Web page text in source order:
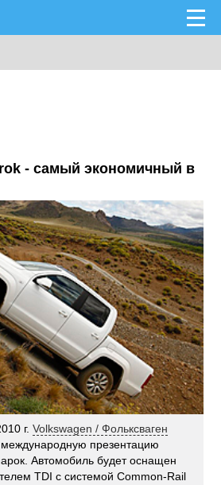
- самый экономичный в
г.Volkswagen / Фольксваген
международную презентацию
Автомобиль будет оснащен
TDI с системой Common-Rail